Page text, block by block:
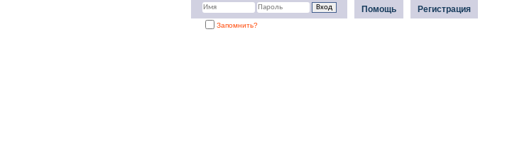
Регистрация
Помощь
Запомнить?